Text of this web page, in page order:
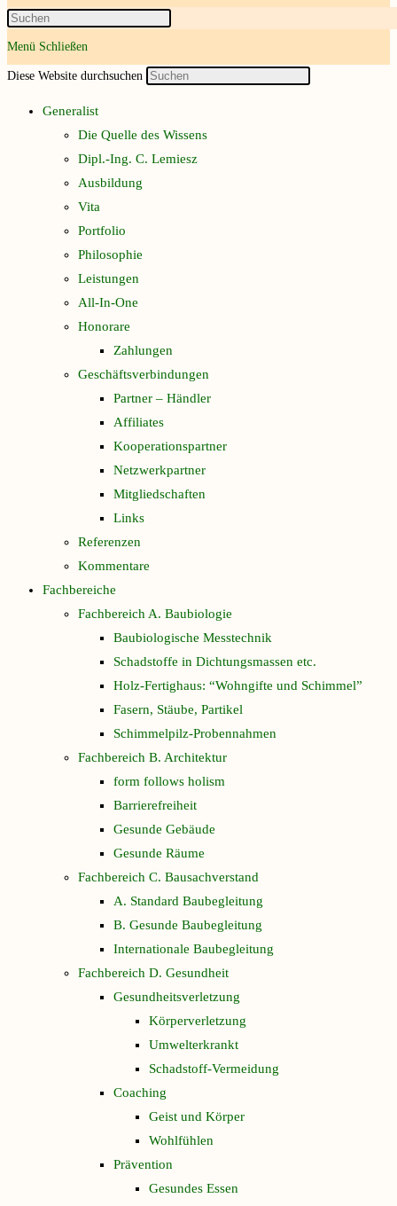
Menü Schließen
Diese Website durchsuchen
Generalist
Die Quelle des Wissens
Dipl.-Ing. C. Lemiesz
Ausbildung
Vita
Portfolio
Philosophie
Leistungen
All-In-One
Honorare
Zahlungen
Geschäftsverbindungen
Partner – Händler
Affiliates
Kooperationspartner
Netzwerkpartner
Mitgliedschaften
Links
Referenzen
Kommentare
Fachbereiche
Fachbereich A. Baubiologie
Baubiologische Messtechnik
Schadstoffe in Dichtungsmassen etc.
Holz-Fertighaus: “Wohngifte und Schimmel”
Fasern, Stäube, Partikel
Schimmelpilz-Probennahmen
Fachbereich B. Architektur
form follows holism
Barrierefreiheit
Gesunde Gebäude
Gesunde Räume
Fachbereich C. Bausachverstand
A. Standard Baubegleitung
B. Gesunde Baubegleitung
Internationale Baubegleitung
Fachbereich D. Gesundheit
Gesundheitsverletzung
Körperverletzung
Umwelterkrankt
Schadstoff-Vermeidung
Coaching
Geist und Körper
Wohlfühlen
Prävention
Gesundes Essen